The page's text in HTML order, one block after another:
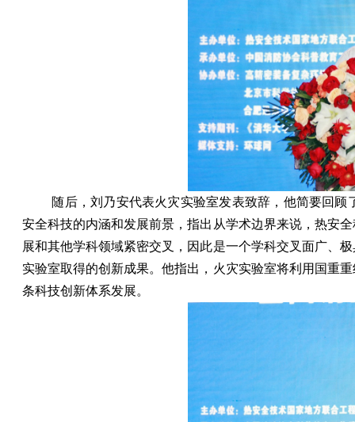
随后，刘乃安代表火灾实验室发表致辞，他简要回
安全科技的内涵和发展前景，指出从学术边界来说，热安
展和其他学科领域紧密交叉，因此是一个学科交叉面广、
实验室取得的创新成果。他指出，火灾实验室将利用国重
条科技创新体系发展。